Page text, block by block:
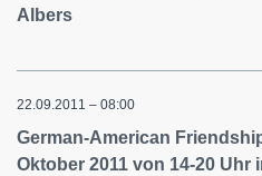
Albers
22.09.2011 – 08:00
German-American
Oktober 2011 von 14-20 Uhr